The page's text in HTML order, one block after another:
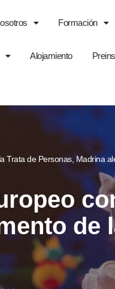
Formación
Alojamiento
Trata de Personas, Madrina
de